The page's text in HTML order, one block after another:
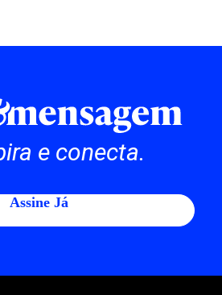
e conecta.
Assine Já